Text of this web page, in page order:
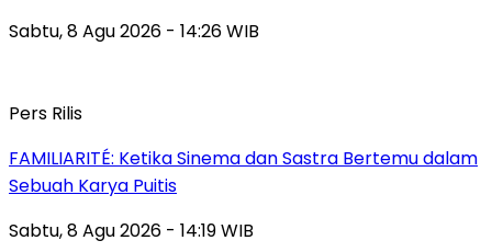
Sabtu, 8 Agu 2026 - 14:26 WIB
Pers Rilis
FAMILIARITÉ: Ketika Sinema dan Sastra Bertemu dalam
Sebuah Karya Puitis
Sabtu, 8 Agu 2026 - 14:19 WIB